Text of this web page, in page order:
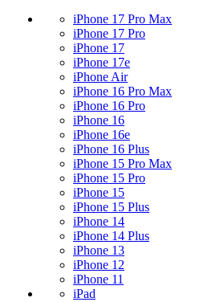
iPhone 17 Pro Max
iPhone 17 Pro
iPhone 17
iPhone 17e
iPhone Air
iPhone 16 Pro Max
iPhone 16 Pro
iPhone 16
iPhone 16e
iPhone 16 Plus
iPhone 15 Pro Max
iPhone 15 Pro
iPhone 15
iPhone 15 Plus
iPhone 14
iPhone 14 Plus
iPhone 13
iPhone 12
iPhone 11
iPad